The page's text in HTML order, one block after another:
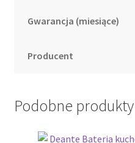
Gwarancja (miesiące)
Producent
Podobne produkty